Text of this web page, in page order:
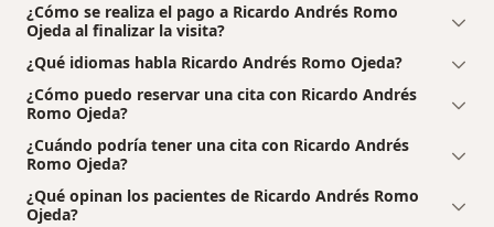
¿Cómo se realiza el pago a Ricardo Andrés Romo
Ojeda al finalizar la visita?
¿Qué idiomas habla Ricardo Andrés Romo Ojeda?
¿Cómo puedo reservar una cita con Ricardo Andrés
Romo Ojeda?
¿Cuándo podría tener una cita con Ricardo Andrés
Romo Ojeda?
¿Qué opinan los pacientes de Ricardo Andrés Romo
Ojeda?